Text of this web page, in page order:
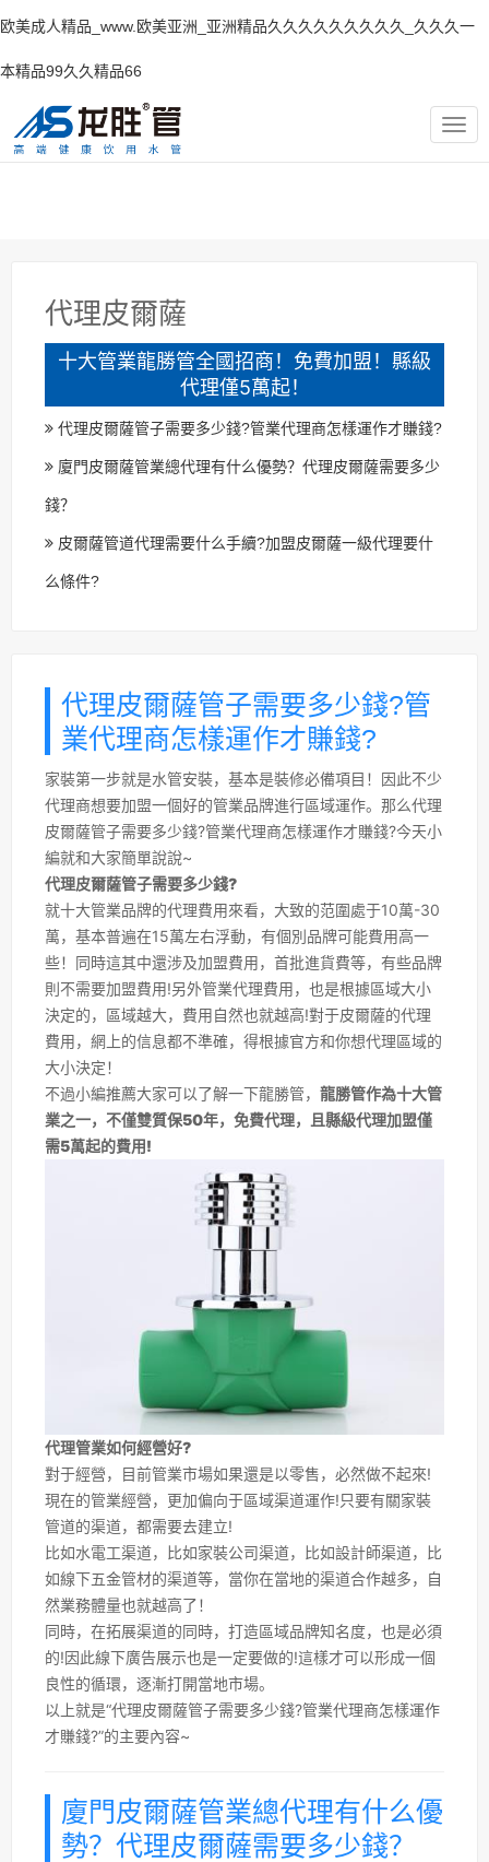
欧美成人精品_www.欧美亚洲_亚洲精品久久久久久久久久久_久久久一
本精品99久久精品66
代理皮爾薩
十大管業龍勝管全國招商！免費加盟！縣級
代理僅5萬起！
代理皮爾薩管子需要多少錢?管業代理商怎樣運作才賺錢?
廈門皮爾薩管業總代理有什么優勢？代理皮爾薩需要多少
錢？
皮爾薩管道代理需要什么手續?加盟皮爾薩一級代理要什
么條件?
代理皮爾薩管子需要多少錢?管
業代理商怎樣運作才賺錢?
家裝第一步就是水管安裝，基本是裝修必備項目！因此不少
代理商想要加盟一個好的管業品牌進行區域運作。那么代理
皮爾薩管子需要多少錢?管業代理商怎樣運作才賺錢?今天小
編就和大家簡單說說~
代理皮爾薩管子需要多少錢?
就十大管業品牌的代理費用來看，大致的范圍處于10萬-30
萬，基本普遍在15萬左右浮動，有個別品牌可能費用高一
些！同時這其中還涉及加盟費用，首批進貨費等，有些品牌
則不需要加盟費用!另外管業代理費用，也是根據區域大小
決定的，區域越大，費用自然也就越高!對于皮爾薩的代理
費用，網上的信息都不準確，得根據官方和你想代理區域的
大小決定！
不過小編推薦大家可以了解一下龍勝管， 龍勝管作為十大管
業之一，不僅雙質保50年，免費代理，且縣級代理加盟僅
需5萬起的費用!
代理管業如何經營好?
對于經營，目前管業市場如果還是以零售，必然做不起來!
現在的管業經營，更加偏向于區域渠道運作!只要有關家裝
管道的渠道，都需要去建立!
比如水電工渠道，比如家裝公司渠道，比如設計師渠道，比
如線下五金管材的渠道等，當你在當地的渠道合作越多，自
然業務體量也就越高了！
同時，在拓展渠道的同時，打造區域品牌知名度，也是必須
的!因此線下廣告展示也是一定要做的!這樣才可以形成一個
良性的循環，逐漸打開當地市場。
以上就是“代理皮爾薩管子需要多少錢?管業代理商怎樣運作
才賺錢?”的主要內容~
廈門皮爾薩管業總代理有什么優
勢？代理皮爾薩需要多少錢？